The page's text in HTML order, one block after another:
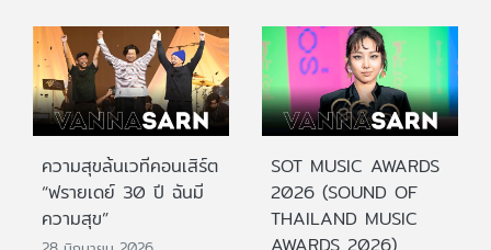
ความสุขล้นเวทีคอนเสิร์ต
“ฟรายเดย์ 30 ปี ฉันมี
ความสุข”
SOT MUSIC AWARDS
2026 (SOUND OF
THAILAND MUSIC